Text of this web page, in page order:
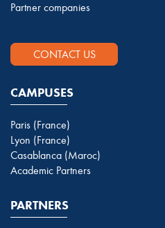
Partner companies
CONTACT US
CAMPUSES
Paris (France)
Lyon (France)
Casablanca (Maroc)
Academic Partners
PARTNERS